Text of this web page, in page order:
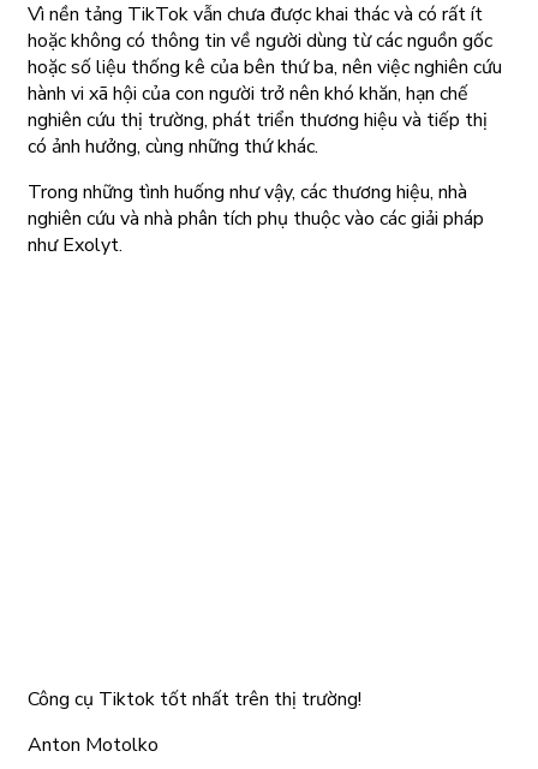
Vì nền tảng TikTok vẫn chưa được khai thác và có rất ít
hoặc không có thông tin về người dùng từ các nguồn gốc
hoặc số liệu thống kê của bên thứ ba, nên việc nghiên cứu
hành vi xã hội của con người trở nên khó khăn, hạn chế
nghiên cứu thị trường, phát triển thương hiệu và tiếp thị
có ảnh hưởng, cùng những thứ khác.
Trong những tình huống như vậy, các thương hiệu, nhà
nghiên cứu và nhà phân tích phụ thuộc vào các giải pháp
như Exolyt.
Công cụ Tiktok tốt nhất trên thị trường!
Anton Motolko